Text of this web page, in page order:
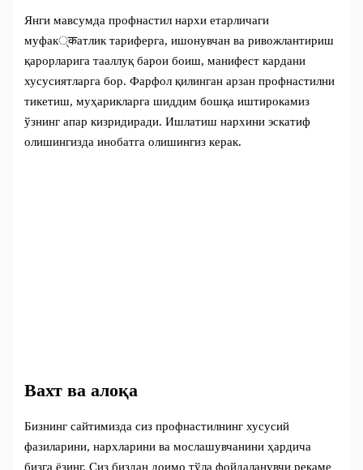
Янги мавсумда профнастил нархи етарличаги
муфак्कатлик тариферга, ишонувчан ва ривожлантириш
қарорларига тааллуқ барои боиш, манифест кардани
хусусиятларга бор. Фарфол қилинган арзан профнастилни
тикетиш, муҳарикларга шиддим бошқа иштирокамиз
ўзнинг апар кизридиради. Ишлатиш нархини эскатиф
олишингизда инобатга олишингиз керак.
Вахт ва алоқа
Бизнинг сайтимизда сиз профнастилнинг хусусий
фазиларини, нархларини ва мослашувчанини ҳардича
бизга ёзинг. Сиз биздан доимо тўла фойдаланувчи рекаме